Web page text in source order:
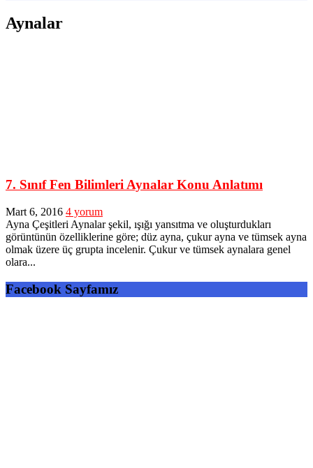
Aynalar
7. Sınıf Fen Bilimleri Aynalar Konu Anlatımı
Mart 6, 2016 4 yorum
Ayna Çeşitleri Aynalar şekil, ışığı yansıtma ve oluşturdukları
görüntünün özelliklerine göre; düz ayna, çukur ayna ve tümsek ayna
olmak üzere üç grupta incelenir. Çukur ve tümsek aynalara genel
olara...
Facebook Sayfamız